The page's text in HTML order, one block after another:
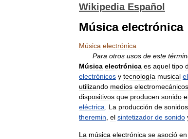
Wikipedia Español
Música electrónica
Música electrónica
Para otros usos de este
Música electrónica es aquel tipo
electrónicos y tecnología musical
utilizando medios electromecánicos
dispositivos que producen sonido
eléctrica
La producción de sonidos
theremin el sintetizador de sonido
La música electrónica se asoció en